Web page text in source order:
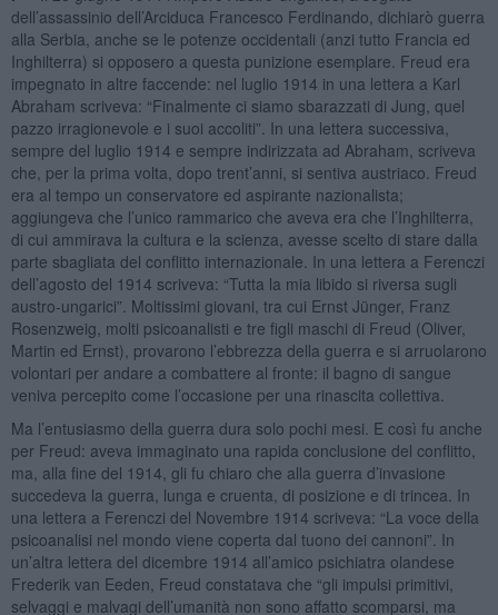
dell’assassinio dell’Arciduca Francesco Ferdinando, dichiarò guerra
alla Serbia, anche se le potenze occidentali (anzi tutto Francia ed
Inghilterra) si opposero a questa punizione esemplare. Freud era
impegnato in altre faccende: nel luglio 1914 in una lettera a Karl
Abraham scriveva: “Finalmente ci siamo sbarazzati di Jung, quel
pazzo irragionevole e i suoi accoliti”. In una lettera successiva,
sempre del luglio 1914 e sempre indirizzata ad Abraham, scriveva
che, per la prima volta, dopo trent’anni, si sentiva austriaco. Freud
era al tempo un conservatore ed aspirante nazionalista;
aggiungeva che l’unico rammarico che aveva era che l’Inghilterra,
di cui ammirava la cultura e la scienza, avesse scelto di stare dalla
parte sbagliata del conflitto internazionale. In una lettera a Ferenczi
dell’agosto del 1914 scriveva: “Tutta la mia libido si riversa sugli
austro-ungarici”. Moltissimi giovani, tra cui Ernst Jünger, Franz
Rosenzweig, molti psicoanalisti e tre figli maschi di Freud (Oliver,
Martin ed Ernst), provarono l’ebbrezza della guerra e si arruolarono
volontari per andare a combattere al fronte: il bagno di sangue
veniva percepito come l’occasione per una rinascita collettiva.
Ma l’entusiasmo della guerra dura solo pochi mesi. E così fu anche
per Freud: aveva immaginato una rapida conclusione del conflitto,
ma, alla fine del 1914, gli fu chiaro che alla guerra d’invasione
succedeva la guerra, lunga e cruenta, di posizione e di trincea. In
una lettera a Ferenczi del Novembre 1914 scriveva: “La voce della
psicoanalisi nel mondo viene coperta dal tuono dei cannoni”. In
un’altra lettera del dicembre 1914 all’amico psichiatra olandese
Frederik van Eeden, Freud constatava che “gli impulsi primitivi,
selvaggi e malvagi dell’umanità non sono affatto scomparsi, ma